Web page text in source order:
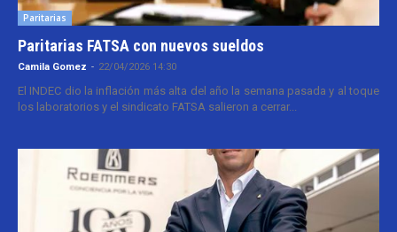
Paritarias
Paritarias FATSA con nuevos sueldos
Camila Gomez - 22/04/2026 14:30
El INDEC dio la inflación más alta del año la semana pasada y al toque
los laboratorios y el sindicato FATSA salieron a cerrar...